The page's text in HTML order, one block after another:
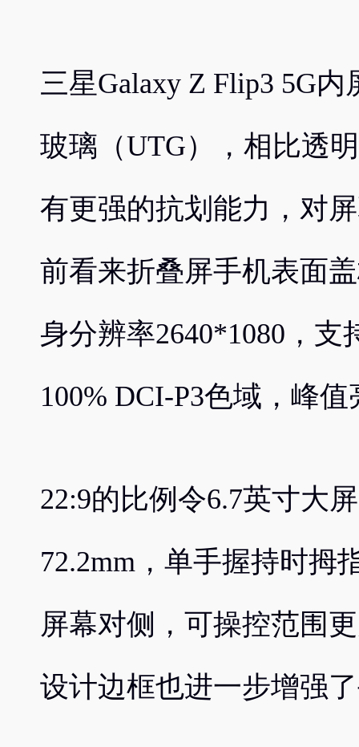
三星Galaxy Z Flip3 5G
玻璃（UTG），相比透
有更强的抗划能力，对
前看来折叠屏手机表面
身分辨率2640*1080，支
100% DCI-P3色域，峰
22:9的比例令6.7英寸大
72.2mm，单手握持时拇
屏幕对侧，可操控范围
设计边框也进一步增强